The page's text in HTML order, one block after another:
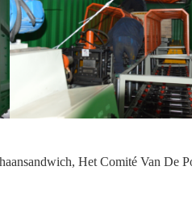
, Het Comité Van De